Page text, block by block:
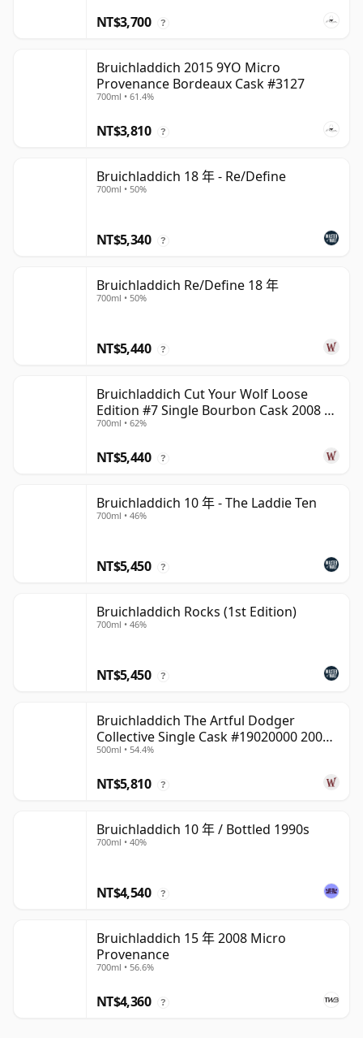
NT$3,700 ?
Bruichladdich 2015 9YO Micro
Provenance Bordeaux Cask #3127
700ml • 61.4%
NT$3,810 ?
Bruichladdich 18 年 - Re/Define
700ml • 50%
NT$5,340 ?
Bruichladdich Re/Define 18 年
700ml • 50%
NT$5,440 ?
Bruichladdich Cut Your Wolf Loose
Edition #7 Single Bourbon Cask 2008 14
年
700ml • 62%
NT$5,440 ?
Bruichladdich 10 年 - The Laddie Ten
700ml • 46%
NT$5,450 ?
Bruichladdich Rocks (1st Edition)
700ml • 46%
NT$5,450 ?
Bruichladdich The Artful Dodger
Collective Single Cask #19020000 2001
22 年
500ml • 54.4%
NT$5,810 ?
Bruichladdich 10 年 / Bottled 1990s
700ml • 40%
NT$4,540 ?
Bruichladdich 15 年 2008 Micro
Provenance
700ml • 56.6%
NT$4,360 ?